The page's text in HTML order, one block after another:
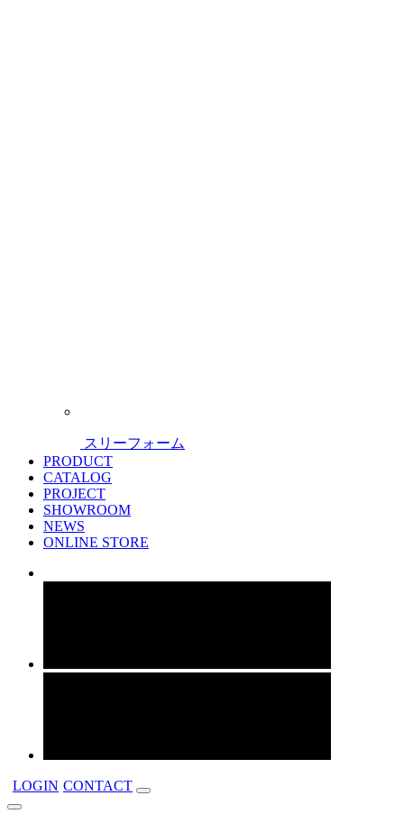
スリーフォーム
PRODUCT
CATALOG
PROJECT
SHOWROOM
NEWS
ONLINE STORE
LOGIN CONTACT